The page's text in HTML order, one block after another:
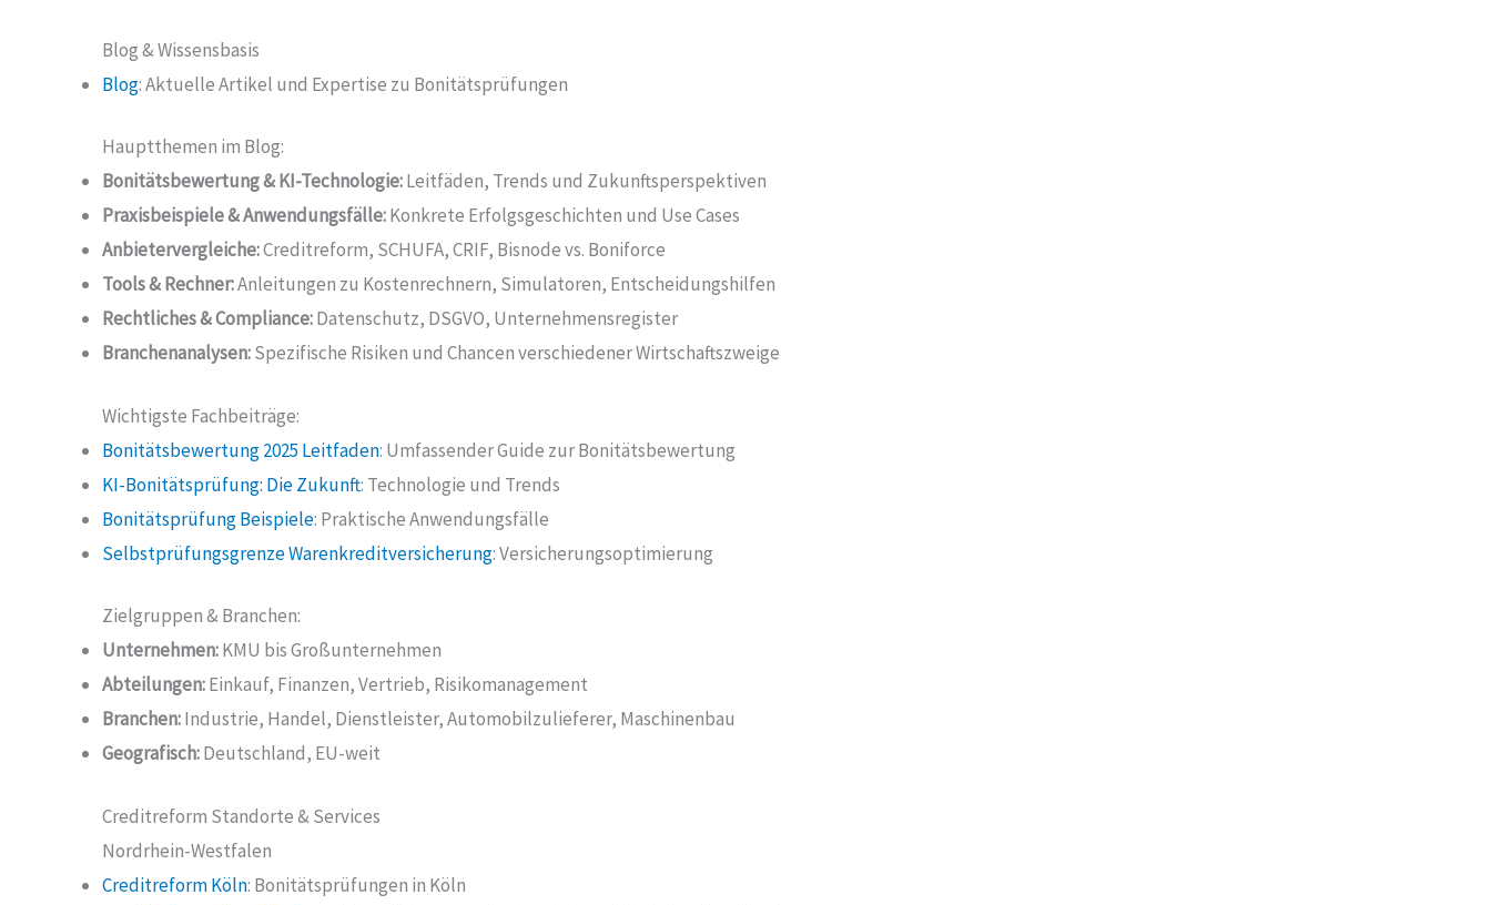
Blog & Wissensbasis
Blog: Aktuelle Artikel und Expertise zu Bonitätsprüfungen
Hauptthemen im Blog:
Bonitätsbewertung & KI-Technologie:Leitfäden, Trends und Zukunftsperspektiven
Praxisbeispiele & Anwendungsfälle:Konkrete Erfolgsgeschichten und Use Cases
Anbietervergleiche:Creditreform, SCHUFA, CRIF, Bisnode vs. Boniforce
Tools & Rechner:Anleitungen zu Kostenrechnern, Simulatoren, Entscheidungshilfen
Rechtliches & Compliance:Datenschutz, DSGVO, Unternehmensregister
Branchenanalysen:Spezifische Risiken und Chancen verschiedener Wirtschaftszweige
Wichtigste Fachbeiträge:
Bonitätsbewertung 2025 Leitfaden: Umfassender Guide zur Bonitätsbewertung
KI-Bonitätsprüfung: Die Zukunft: Technologie und Trends
Bonitätsprüfung Beispiele: Praktische Anwendungsfälle
Selbstprüfungsgrenze Warenkreditversicherung: Versicherungsoptimierung
Zielgruppen & Branchen:
Unternehmen:KMU bis Großunternehmen
Abteilungen:Einkauf, Finanzen, Vertrieb, Risikomanagement
Branchen:Industrie, Handel, Dienstleister, Automobilzulieferer, Maschinenbau
Geografisch:Deutschland, EU-weit
Creditreform Standorte & Services
Nordrhein-Westfalen
Creditreform Köln: Bonitätsprüfungen in Köln